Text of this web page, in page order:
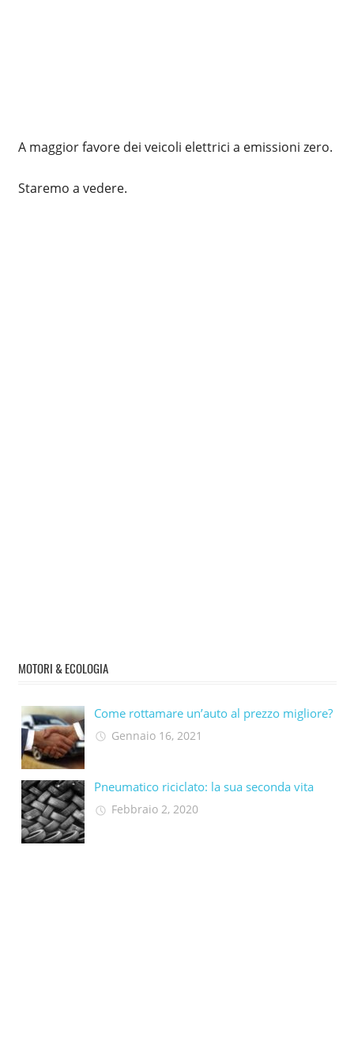
A maggior favore dei veicoli elettrici a emissioni zero.
Staremo a vedere.
MOTORI & ECOLOGIA
Come rottamare un’auto al prezzo migliore?
Gennaio 16, 2021
Pneumatico riciclato: la sua seconda vita​
Febbraio 2, 2020